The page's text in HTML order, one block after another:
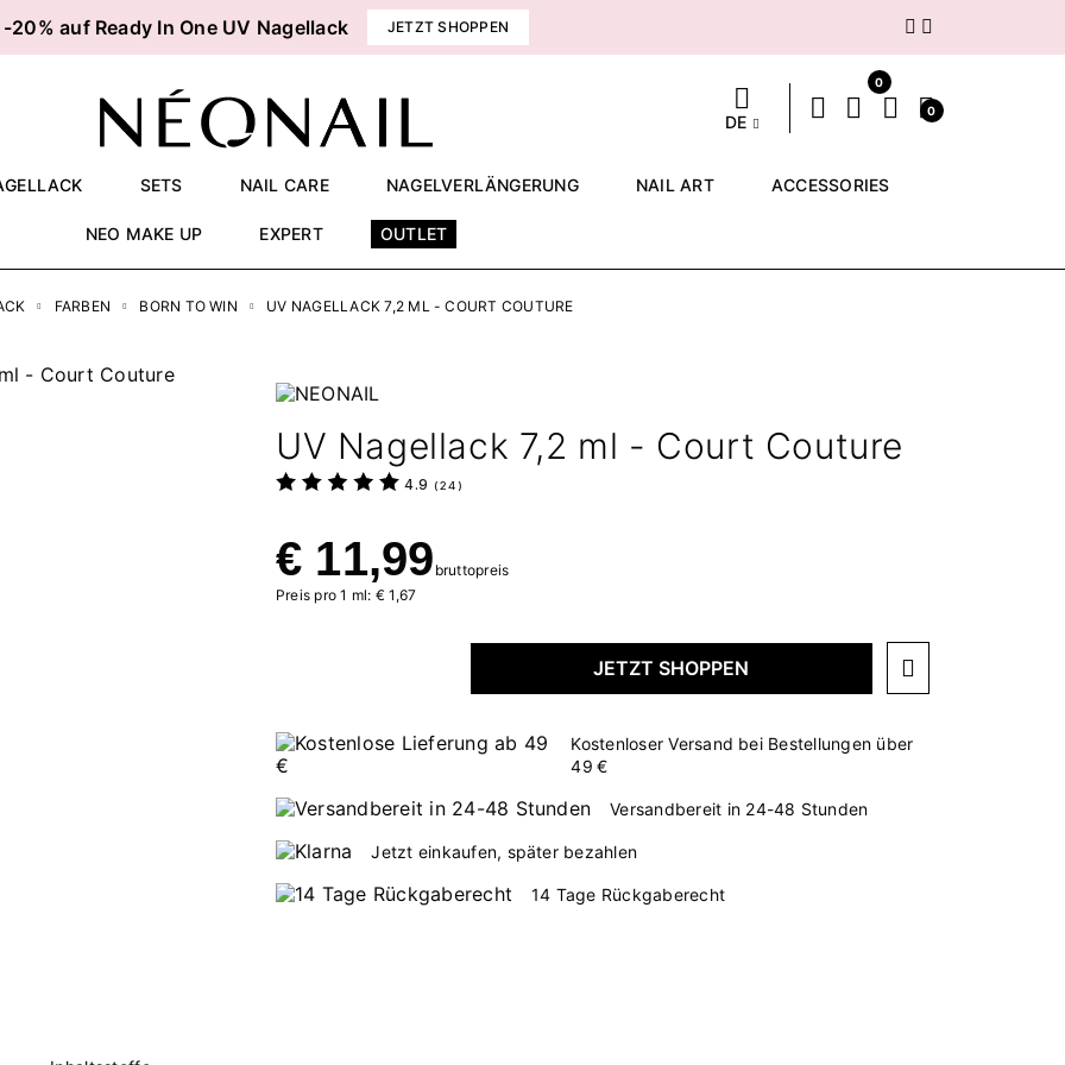
-20% auf Ready In One UV Nagellack JETZT SHOPPEN Weiter
DE
0
0
SETS NAIL CARE NAGELVERLÄNGERUNG NAIL ART ACCESSORIES
NEO MAKE UP EXPERT OUTLET
FARBEN BORN TO WIN UV NAGELLACK 7,2 ML - COURT COUTURE
UV Nagellack 7,2 ml - Court Couture
4.9 ( 24 )
€ 11,99 bruttopreis
Preis pro 1 ml: € 1,67
JETZT SHOPPEN
Kostenloser Versand bei Bestellungen über
49 €
Versandbereit in 24-48 Stunden
Jetzt einkaufen, später bezahlen
14 Tage Rückgaberecht